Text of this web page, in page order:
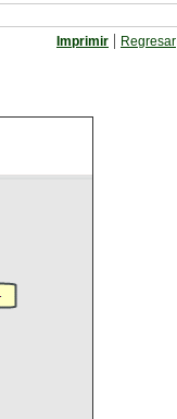
Imprimir | Regresar